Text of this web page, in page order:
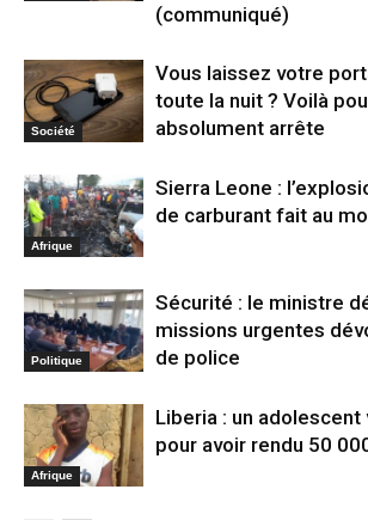
(communiqué)
Société
Vous laissez votre
toute la nuit ? Voilà
absolument arrête
Afrique
Sierra Leone :
de carburant fait au
Politique
Sécurité : le ministre
missions urgentes
de police
Afrique
Liberia : un adolescent
pour avoir rendu 50